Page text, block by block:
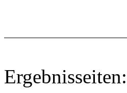
Ergebnisseiten: